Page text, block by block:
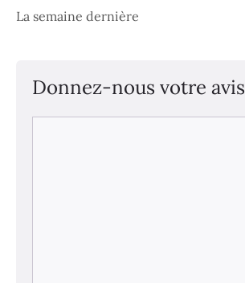
La semaine dernière
Donnez-nous votre avis